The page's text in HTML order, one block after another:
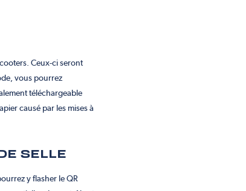
Ceux-ci seront
vous pourrez
téléchargeable
causé par les mises à
SELLE
y flasher le QR